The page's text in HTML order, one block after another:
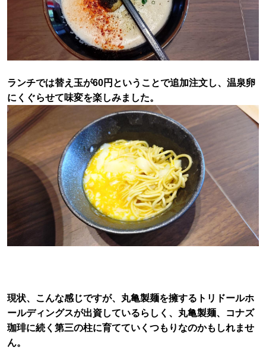
ランチでは替え玉が60円ということで追加注文し、温泉卵
にくぐらせて味変を楽しみました。
現状、こんな感じですが、丸亀製麺を擁するトリドールホ
ールディングスが出資しているらしく、丸亀製麺、コナズ
珈琲に続く第三の柱に育てていくつもりなのかもしれませ
ん。